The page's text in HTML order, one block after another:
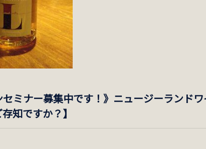
ミナー募集中です！》ニュージーランド
知ですか？】